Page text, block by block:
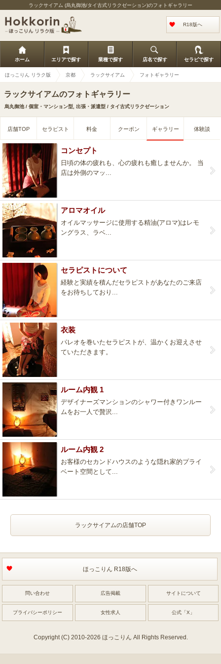
ラックサイアム (烏丸御池/タイ古式リラクゼーション)のフォトギャラリー
R18版へ
ホーム エリアで探す 業種で探す 店名で探す セラピで探す
ほっこりん リラク版 京都 ラックサイアム フォトギャラリー
ラックサイアムのフォトギャラリー
烏丸御池 / 個室・マンション型, 出張・派遣型 / タイ古式リラクゼーション
店舗TOP セラピスト 料金 クーポン ギャラリー 体験談
コンセプト
日頃の体の疲れも、心の疲れも癒しませんか。 当
店は外側のマッ...
アロマオイル
オイルマッサージに使用する精油(アロマ)はレモ
ングラス、ラベ...
セラピストについて
経験と実績を積んだセラピストがあなたのご来店
をお待ちしており...
衣装
パレオを巻いたセラピストが、温かくお迎えさせ
ていただきます。
ルーム内観 1
デザイナーズマンションのシャワー付きワンルー
ムをお一人で贅沢...
ルーム内観 2
お客様のセカンドハウスのような隠れ家的プライ
ベート空間として...
ラックサイアムの店舗TOP
ほっこりん R18版へ
問い合わせ 広告掲載 サイトについて
プライバシーポリシー 女性求人 公式「X」
Copyright (C) 2010-2026 ほっこりん All Rights Reserved.